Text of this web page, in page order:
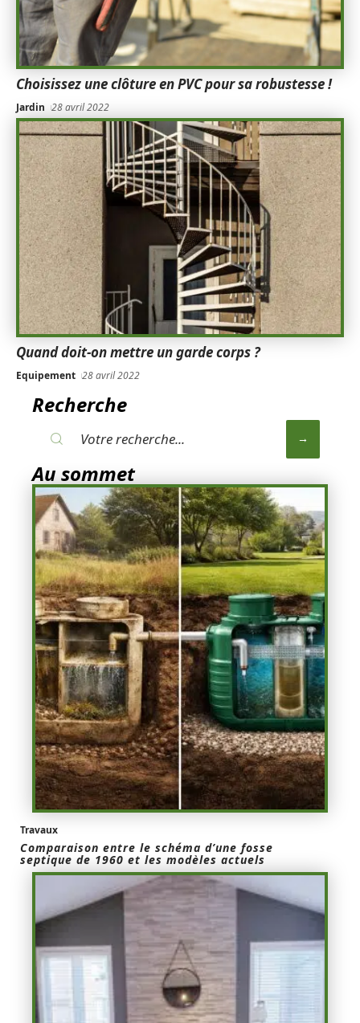
Choisissez une clôture en PVC pour sa robustesse !
Jardin 28 avril 2022
Quand doit-on mettre un garde corps ?
Equipement 28 avril 2022
Recherche
Au sommet
Travaux
Comparaison entre le schéma d’une fosse
septique de 1960 et les modèles actuels